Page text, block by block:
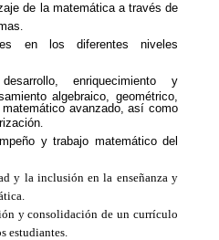
de la matemática a través de
.
en los diferentes niveles
enriquecimiento y
algebraico, geométrico,
avanzado, así como
.
y trabajo matemático del
y la inclusión en la enseñanza y
y consolidación de un currículo
estudiantes.